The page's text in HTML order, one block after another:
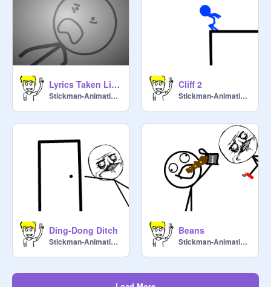
Lyrics Taken Literally: I Can't Stop
Stickman-Animations
Cliff 2
Stickman-Animations
Ding-Dong Ditch
Stickman-Animations
Beans
Stickman-Animations